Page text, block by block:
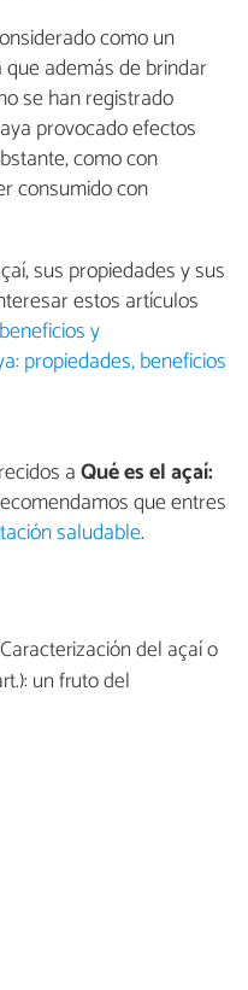
como un
además de brindar
se han registrado
provocado efectos
como con
consumido con
sus propiedades y sus
estos artículos
y
propiedades, beneficios
aQué es el açaí:
que entres
saludable.
del açaí o
un fruto del